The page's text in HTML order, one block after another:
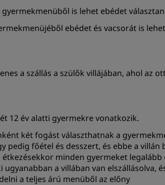
is lehet ebédet
ebédet és vacsorát is lehet
a szállás a szülők villájában, ahol az
12 év alatti gyermekre vonatkozik.
két fogást választhatnak a
pedig főétel és desszert, és ebbe a villán
étkezésekkor minden gyermeket legalább
a villában van elszállásolva,
a teljes árú menüből az előny